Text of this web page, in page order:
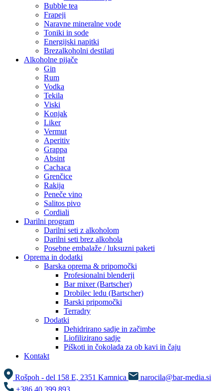
Bubble tea
Frapeji
Naravne mineralne vode
Toniki in sode
Energijski napitki
Brezalkoholni destilati
Alkoholne pijače
Gin
Rum
Vodka
Tekila
Viski
Konjak
Liker
Vermut
Aperitiv
Grappa
Absint
Cachaca
Grenčice
Rakija
Peneče vino
Salitos pivo
Cordiali
Darilni program
Darilni seti z alkoholom
Darilni seti brez alkohola
Posebne embalaže / luksuzni paketi
Oprema in dodatki
Barska oprema & pripomočki
Profesionalni blenderji
Bar mixer (Bartscher)
Drobilec ledu (Bartscher)
Barski pripomočki
Terradry
Dodatki
Dehidrirano sadje in začimbe
Liofilizirano sadje
Piškoti in čokolada za ob kavi in čaju
Kontakt
Rošpoh - del 158 E, 2351 Kamnica
narocila@bar-media.si
+386 40 399 893